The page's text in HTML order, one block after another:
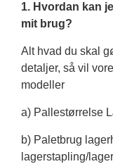
1. Hvordan kan
mit brug?
Alt hvad du skal
detaljer, så vil
modeller
a) Pallestørrelse
b) Paletbrug
lagerstapling/